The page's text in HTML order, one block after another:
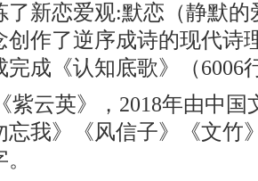
了新恋爱观:默恋（静默
创作了逆序成诗的现代诗
完成《认知底歌》（6006
紫云英》，2018年由中
忘我》《风信子》《文竹